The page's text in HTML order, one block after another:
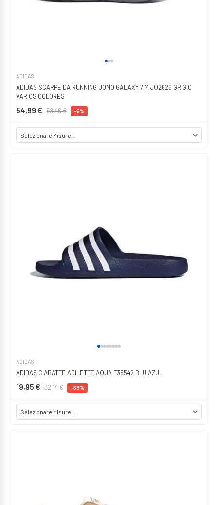
ADIDAS
ADIDAS SCARPE DA RUNNING UOMO GALAXY 7 M JQ2626 GRIGIO
VARIOS COLORES
54,99 € 58,46 € -6%
ADIDAS
ADIDAS CIABATTE ADILETTE AQUA F35542 BLU AZUL
19,95 € 32,14 € -38%